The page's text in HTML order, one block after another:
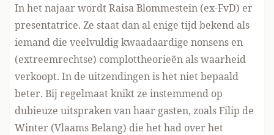
In het najaar wordt Raisa Blommestein (ex-FvD) er
presentatrice. Ze staat dan al enige tijd bekend als
iemand die veelvuldig kwaadaardige nonsens en
(extreemrechtse) complottheorieën als waarheid
verkoopt. In de uitzendingen is het niet bepaald
beter. Bij regelmaat knikt ze instemmend op
dubieuze uitspraken van haar gasten, zoals Filip de
Winter (Vlaams Belang) die het had over het